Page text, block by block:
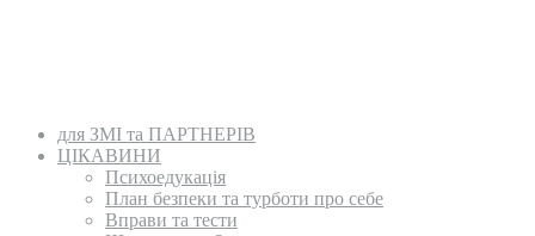
для ЗМІ та ПАРТНЕРІВ
ЦІКАВИНИ
Психоедукація
План безпеки та турботи про себе
Вправи та тести